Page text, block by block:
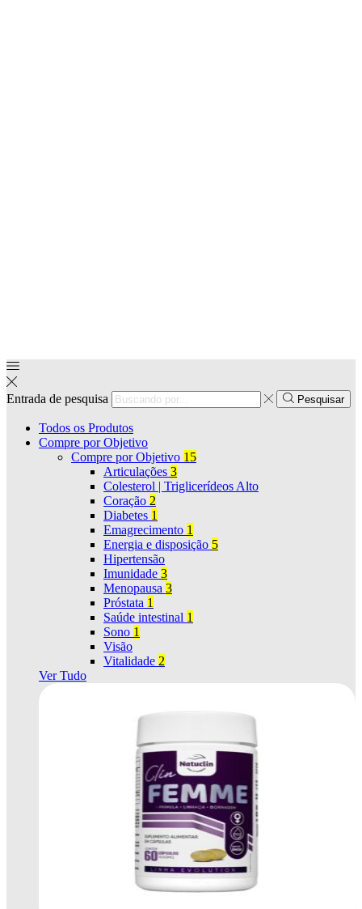
Entrada de pesquisa Pesquisar
Todos os Produtos
Compre por Objetivo
Compre por Objetivo 15
Articulações 3
Colesterol | Triglicerídeos Alto
Coração 2
Diabetes 1
Emagrecimento 1
Energia e disposição 5
Hipertensão
Imunidade 3
Menopausa 3
Próstata 1
Saúde intestinal 1
Sono 1
Visão
Vitalidade 2
Ver Tudo